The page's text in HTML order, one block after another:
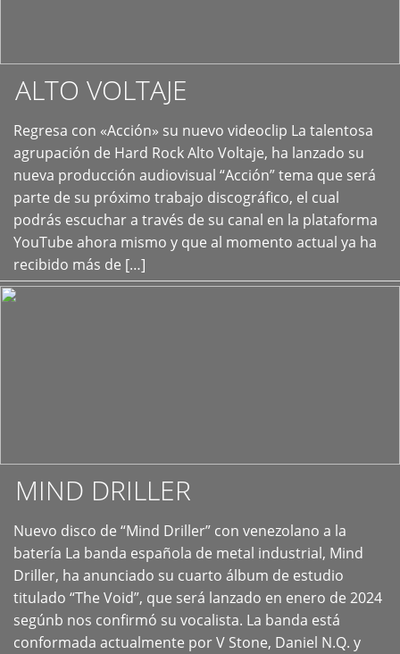
ALTO VOLTAJE
Regresa con «Acción» su nuevo videoclip La talentosa
agrupación de Hard Rock Alto Voltaje, ha lanzado su
nueva producción audiovisual “Acción” tema que será
parte de su próximo trabajo discográfico, el cual
podrás escuchar a través de su canal en la plataforma
YouTube ahora mismo y que al momento actual ya ha
recibido más de […]
+
MIND DRILLER
Nuevo disco de “Mind Driller” con venezolano a la
batería La banda española de metal industrial, Mind
Driller, ha anunciado su cuarto álbum de estudio
titulado “The Void”, que será lanzado en enero de 2024
segúnb nos confirmó su vocalista. La banda está
conformada actualmente por V Stone, Daniel N.Q. y
+